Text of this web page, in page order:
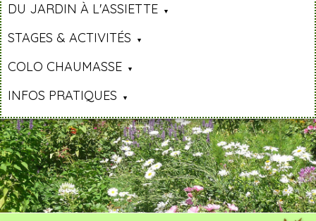
DU JARDIN À L'ASSIETTE
STAGES & ACTIVITÉS
COLO CHAUMASSE
INFOS PRATIQUES